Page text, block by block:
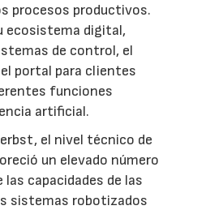
procesos productivos.
ecosistema digital,
de control, el
portal para clientes
funciones
artificial.
el nivel técnico de
un elevado número
capacidades de las
sistemas robotizados